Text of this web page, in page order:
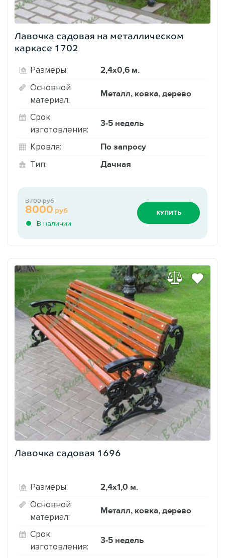
Лавочка садовая на металлическом
каркасе 1702
Размеры: 2,4х0,6 м.
Основной
материал:
Металл, ковка, дерево
Срок
изготовления:
3-5 недель
Кровля: По запросу
Тип: Дачная
В наличии
8000 руб
8700 руб
КУПИТЬ
Лавочка садовая 1696
Размеры: 2,4х1,0 м.
Основной
материал:
Металл, ковка, дерево
Срок
изготовления:
3-5 недель